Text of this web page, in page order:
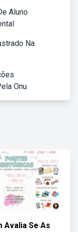
Aluno
Na
Onu
Avalia Se As